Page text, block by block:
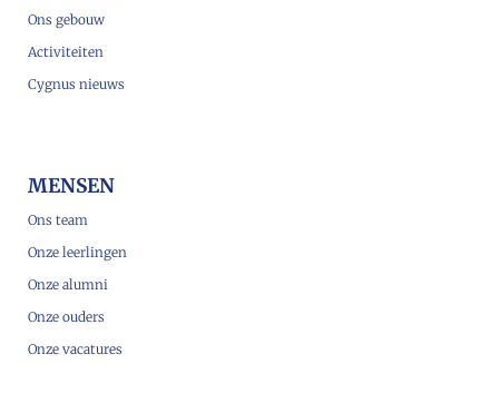
Ons gebouw
Activiteiten
Cygnus nieuws
MENSEN
Ons team
Onze leerlingen
Onze alumni
Onze ouders
Onze vacatures